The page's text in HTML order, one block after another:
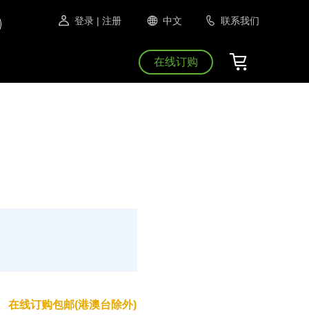
登录 | 注册 中文 联系我们
在线订购
在线订购包邮(港澳台除外)